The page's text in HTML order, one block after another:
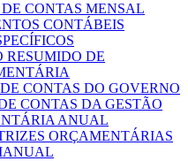
CONTAS MENSAL
CONTÁBEIS
RESUMIDO DE
CONTAS DO GOVERNO
CONTAS DA GESTÃO
ANUAL
ORÇAMENTÁRIAS